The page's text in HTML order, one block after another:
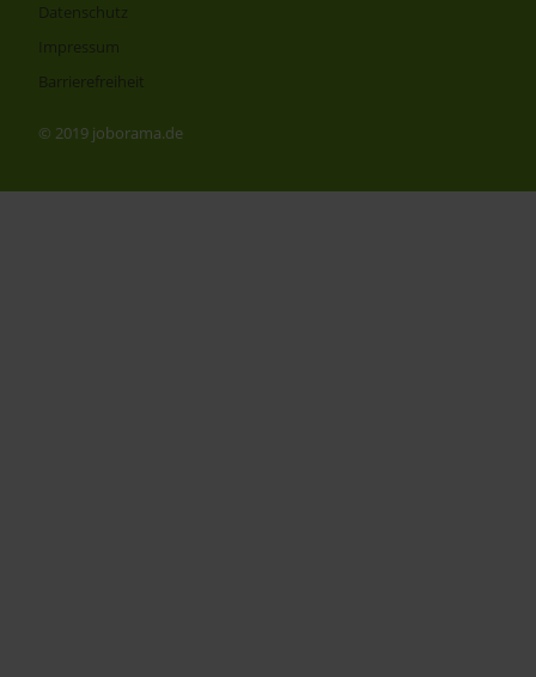
Datenschutz
Impressum
Barrierefreiheit
© 2019 joborama.de